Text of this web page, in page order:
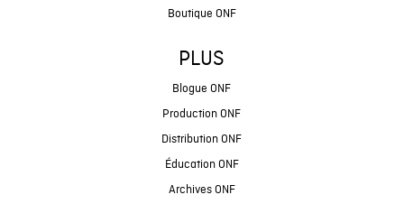
Boutique ONF
PLUS
Blogue ONF
Production ONF
Distribution ONF
Éducation ONF
Archives ONF